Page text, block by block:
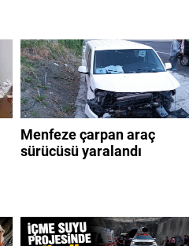
Menfeze çarpan araç
sürücüsü yaralandı